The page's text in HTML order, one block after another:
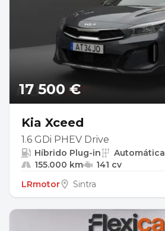
17 500 €
Kia Xceed
1.6 GDi PHEV Drive
Híbrido Plug-in Automática
155.000 km
141 cv
LRmotor
Sintra